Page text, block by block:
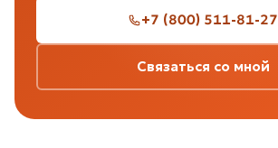
+7 (800) 511-81-27
Связаться со мной